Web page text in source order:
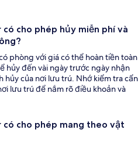
cho phép hủy miễn phí và
phòng với giá có thể hoàn tiền toàn
hủy đến vài ngày trước ngày nhận
hủy của nơi lưu trú. Nhớ kiểm tra cẩn
lưu trú để nắm rõ điều khoản và
cho phép mang theo vật